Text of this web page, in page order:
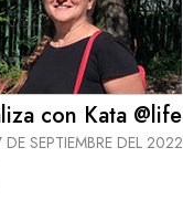
con Kata @life
DE SEPTIEMBRE DEL 2022